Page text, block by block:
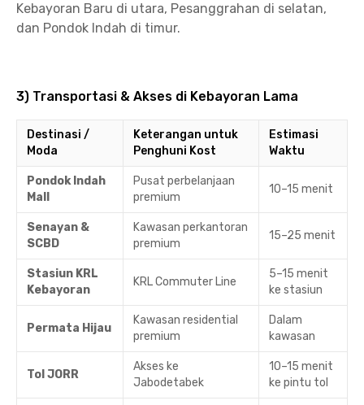
Kebayoran Baru di utara, Pesanggrahan di selatan,
dan Pondok Indah di timur.
3) Transportasi & Akses di Kebayoran Lama
Destinasi /
Moda
Keterangan untuk
Penghuni Kost
Estimasi
Waktu
Pondok Indah
Mall
Pusat perbelanjaan
premium
10–15 menit
Senayan &
SCBD
Kawasan perkantoran
premium
15–25 menit
Stasiun KRL
Kebayoran
KRL Commuter Line
5–15 menit
ke stasiun
Permata Hijau
Kawasan residential
premium
Dalam
kawasan
Tol JORR
Akses ke
Jabodetabek
10–15 menit
ke pintu tol